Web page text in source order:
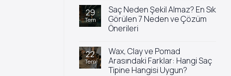
Saç
Yıkandıktan
Sonra
Neden
29
Tem
Saç Neden Şekil Almaz? En Sık
Görülen 7 Neden ve Çözüm
Önerileri
Saç
Neden
Şekil
Almaz?
22
Tem
Wax, Clay ve Pomad
Arasındaki Farklar: Hangi Saç
Tipine Hangisi Uygun?